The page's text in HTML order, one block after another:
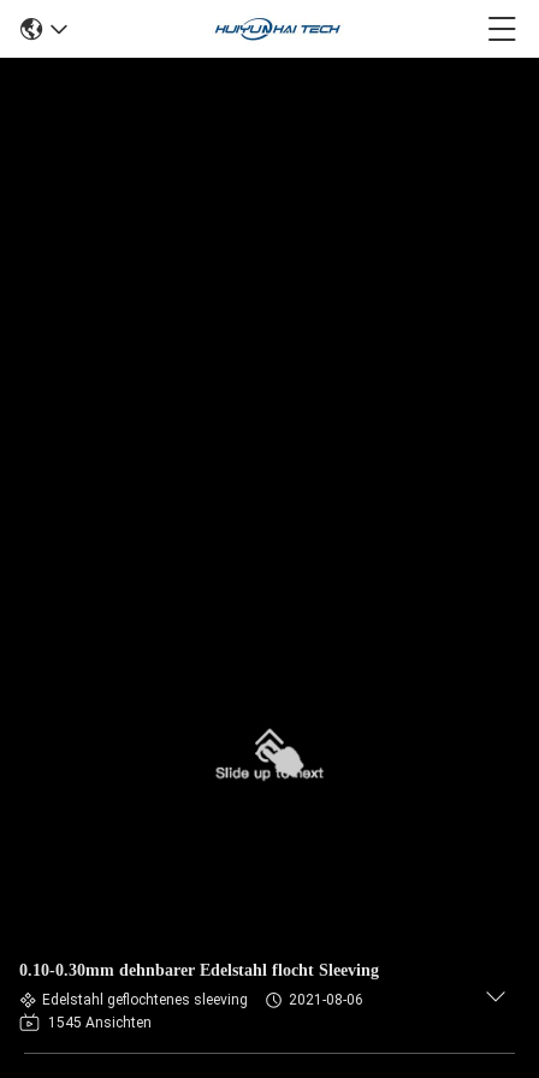
0.10-0.30mm dehnbarer Edelstahl flocht Sleeving
Edelstahl geflochtenes sleeving
2021-08-06
1545 Ansichten